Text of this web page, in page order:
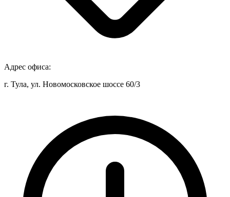
Адрес офиса:
г. Тула, ул. Новомосковское шоссе 60/3